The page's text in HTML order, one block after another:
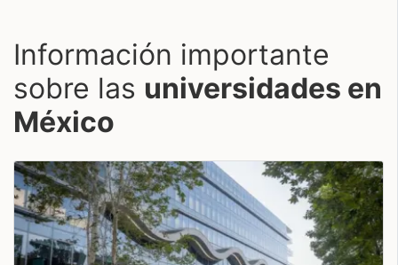
Información importante
sobre las universidades en
México